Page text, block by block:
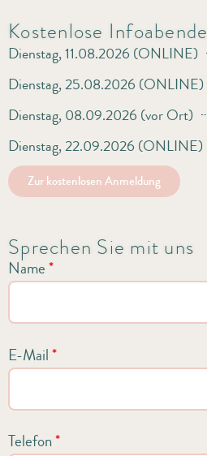
Kostenlose Infoabende
Dienstag, 11.08.2026 (ONLINE)
Dienstag, 25.08.2026 (ONLINE)
Dienstag, 08.09.2026 (vor Ort)
Dienstag, 22.09.2026 (ONLINE)
Zur kostenlosen Anmeldung
Sprechen Sie mit uns
Name*
E-Mail*
Telefon*